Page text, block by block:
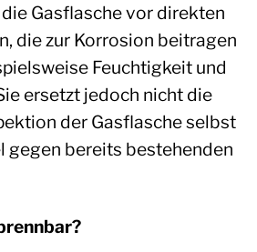
Gasflasche vor direkten
die zur Korrosion beitragen
Feuchtigkeit und
ersetzt jedoch nicht die
der Gasflasche selbst
gegen bereits bestehenden